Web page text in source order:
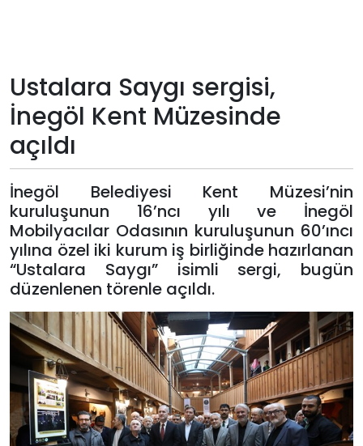
Giriş
Yap
Ustalara Saygı sergisi,
İnegöl Kent Müzesinde
açıldı
İnegöl Belediyesi Kent Müzesi’nin
kuruluşunun 16’ncı yılı ve İnegöl
Mobilyacılar Odasının kuruluşunun 60’ıncı
yılına özel iki kurum iş birliğinde hazırlanan
“Ustalara Saygı” isimli sergi, bugün
düzenlenen törenle açıldı.